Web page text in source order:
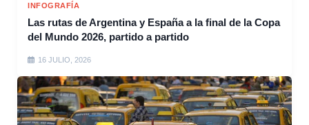
INFOGRAFÍA
Las rutas de Argentina y España a la final de la Copa
del Mundo 2026, partido a partido
16 JULIO, 2026